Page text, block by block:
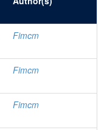
Fimcm
Fimcm
Fimcm